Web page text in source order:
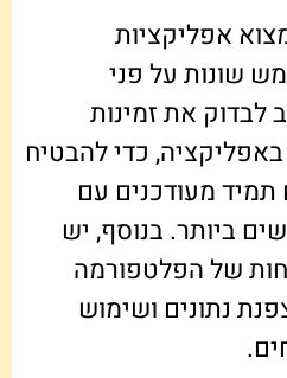
אפליקציות
שונות על פני
לבדוק את זמינות
כדי להבטיח
מעודכנים עם
ביותר. בנוסף, יש
של הפלטפורמה
נתונים ושימוש